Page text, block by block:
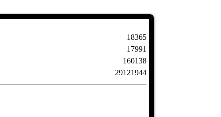
18365
17991
160138
29121944